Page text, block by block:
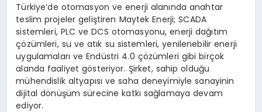
Türkiye’de otomasyon ve enerji alanında anahtar
teslim projeler geliştiren Maytek Enerji; SCADA
sistemleri, PLC ve DCS otomasyonu, enerji dağıtım
çözümleri, su ve atık su sistemleri, yenilenebilir enerji
uygulamaları ve Endüstri 4.0 çözümleri gibi birçok
alanda faaliyet gösteriyor. Şirket, sahip olduğu
mühendislik altyapısı ve saha deneyimiyle sanayinin
dijital dönüşüm sürecine katkı sağlamaya devam
ediyor.